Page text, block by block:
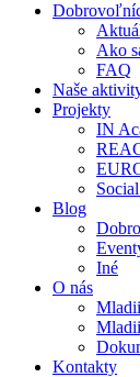
Ako
FAQ
Naše
Projekty
IN
Blog
Iné
O nás
Kontakty